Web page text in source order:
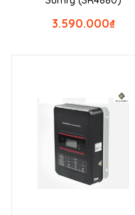
₫
3.590.000